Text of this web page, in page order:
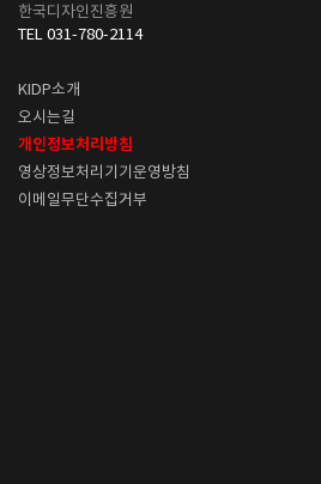
한국디자인진흥원
TEL 031-780-2114
KIDP소개
오시는길
개인정보처리방침
영상정보처리기기운영방침
이메일무단수집거부